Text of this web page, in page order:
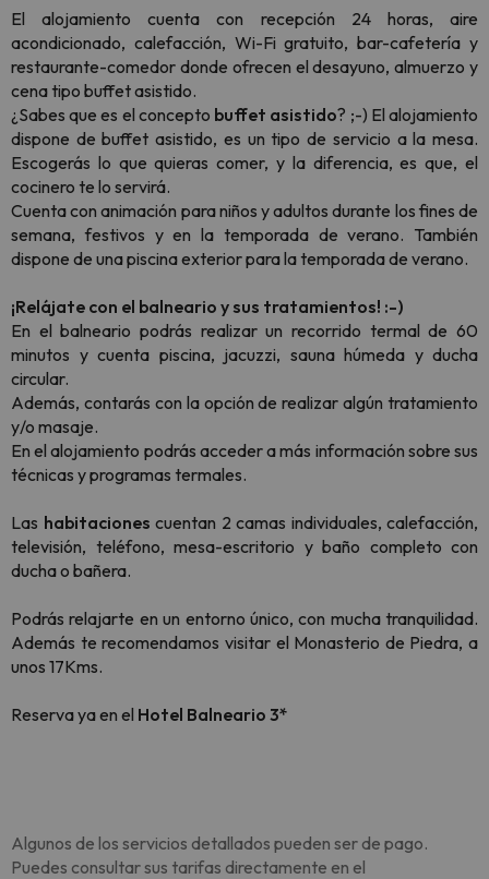
El alojamiento cuenta con recepción 24 horas, aire
acondicionado, calefacción, Wi-Fi gratuito, bar-cafetería y
restaurante-comedor donde ofrecen el desayuno, almuerzo y
cena tipo buffet asistido.
¿Sabes que es el concepto buffet asistido? ;-) El alojamiento
dispone de buffet asistido, es un tipo de servicio a la mesa.
Escogerás lo que quieras comer, y la diferencia, es que, el
cocinero te lo servirá.
Cuenta con animación para niños y adultos durante los fines de
semana, festivos y en la temporada de verano. También
dispone de una piscina exterior para la temporada de verano.
¡Relájate con el balneario y sus tratamientos! :-)
En el balneario podrás realizar un recorrido termal de 60
minutos y cuenta piscina, jacuzzi, sauna húmeda y ducha
circular.
Además, contarás con la opción de realizar algún tratamiento
y/o masaje.
En el alojamiento podrás acceder a más información sobre sus
técnicas y programas termales.
Las habitaciones cuentan 2 camas individuales, calefacción,
televisión, teléfono, mesa-escritorio y baño completo con
ducha o bañera.
Podrás relajarte en un entorno único, con mucha tranquilidad.
Además te recomendamos visitar el Monasterio de Piedra, a
unos 17Kms.
Reserva ya en el Hotel Balneario 3*
Algunos de los servicios detallados pueden ser de pago.
Puedes consultar sus tarifas directamente en el